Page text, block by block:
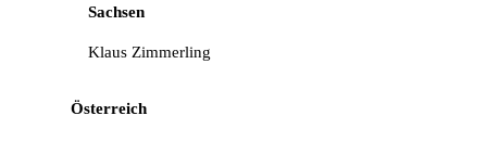
Sachsen
Klaus Zimmerling
Österreich